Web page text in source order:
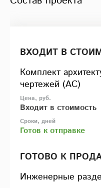
ВХОДИТ В
Комплект
чертежей (АС)
Входит в стоимость
Готов к отправке
ГОТОВО К
Инженерные